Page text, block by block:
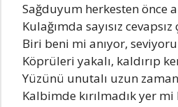
Sağduyum herkesten önce
Kulağımda sayısız cevapsız
Biri beni mi anıyor,
Köprüleri yakalı, kaldırıp
Yüzünü unutalı uzun
Kalbimde kırılmadık yer mi